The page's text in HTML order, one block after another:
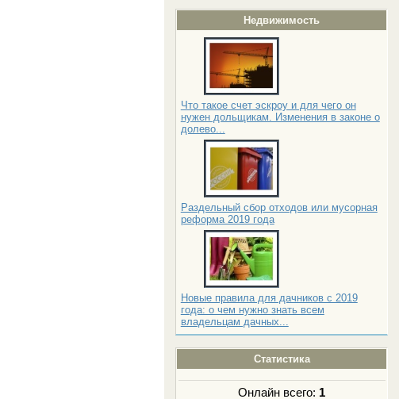
Недвижимость
Что такое счет эскроу и для чего он
нужен дольщикам. Изменения в законе о
долево...
Раздельный сбор отходов или мусорная
реформа 2019 года
Новые правила для дачников с 2019
года: о чем нужно знать всем
владельцам дачных...
Статистика
Онлайн всего: 1